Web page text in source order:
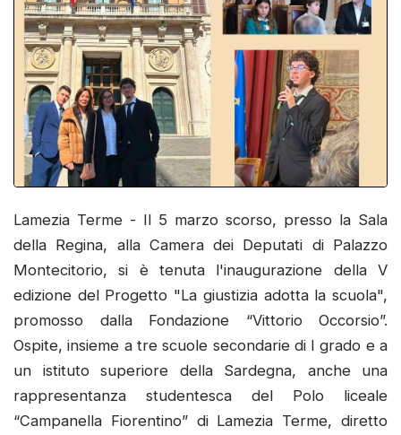
Lamezia Terme - Il 5 marzo scorso, presso la Sala
della Regina, alla Camera dei Deputati di Palazzo
Montecitorio, si è tenuta l'inaugurazione della V
edizione del Progetto "La giustizia adotta la scuola",
promosso dalla Fondazione “Vittorio Occorsio”.
Ospite, insieme a tre scuole secondarie di I grado e a
un istituto superiore della Sardegna, anche una
rappresentanza studentesca del Polo liceale
“Campanella Fiorentino” di Lamezia Terme, diretto